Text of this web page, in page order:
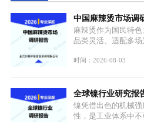
中国麻辣烫市场调
麻辣烫作为国民特色
品类灵活、适配多
型，叠加消费需求
特点，在消费、创业
具备强劲的发展活力
时间：2026-08-03
全球镍行业研究报
镍凭借出色的机械
性，是工业体系中不